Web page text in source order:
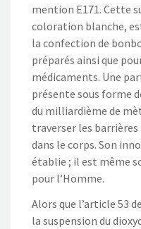
mention E171. Cette
coloration blanche,
la confection de
préparés ainsi que
médicaments. Une
présente sous forme
du milliardième de
traverser les
dans le corps. Son
établie ; il est même
pour l’Homme.
Alors que l’article 53
la suspension du